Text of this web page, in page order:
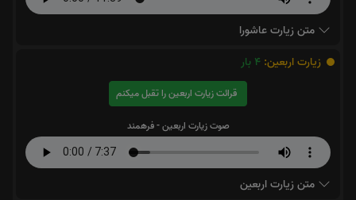
متن زیارت عاشورا
زیارت اربعین: 4 بار
قرائت زیارت اربعین را تقبل میکنم
صوت زیارت اربعین - فرهمند
متن زیارت اربعین